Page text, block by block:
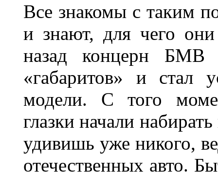
Все знакомы с таким
и знают, для чего
назад концерн БМВ
«габаритов» и стал
модели. С того
глазки начали
удивишь уже никого,
отечественных авто.